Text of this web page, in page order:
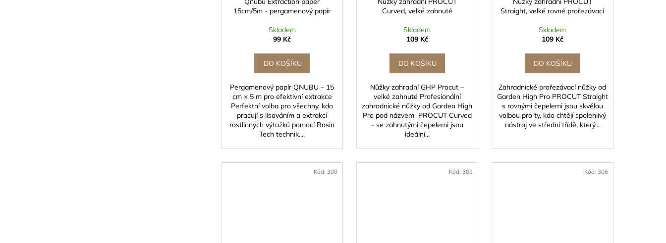
15cm/5m - pergamenový papír
Skladem
99 Kč
DO KOŠÍKU
Pergamenový papír QNUBU – 15
cm × 5 m pro efektivní extrakce
Perfektní volba pro všechny, kdo
pracují s lisováním a extrakcí
rostlinných výtažků pomocí Rosin
Tech technik....
Curved, velké zahnuté
Skladem
109 Kč
DO KOŠÍKU
Nůžky zahradní GHP Procut –
velké zahnuté Profesionální
zahradnické nůžky od Garden High
Pro pod názvem PROCUT Curved
- se zahnutými čepelemi jsou
ideální...
Straight, velké rovné prořezávací
Skladem
109 Kč
DO KOŠÍKU
Zahradnické prořezávací nůžky od
Garden High Pro PROCUT Straight
s rovnými čepelemi jsou skvělou
volbou pro ty, kdo chtějí spolehlivý
nástroj ve střední třídě, který...
Kód: 300 Kód: 301 Kód: 306